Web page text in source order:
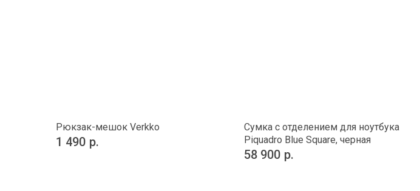
Рюкзак-мешок Verkko
1 490 р.
Сумка с отделением для ноутбука
Piquadro Blue Square, черная
58 900 р.